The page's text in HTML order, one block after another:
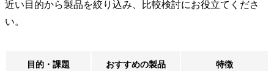
近い目的から製品を絞り込み、比較検討にお役立てくださ
い。
目的・課題 おすすめの製品 特徴